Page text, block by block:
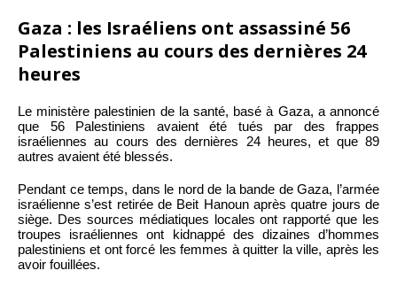
Gaza : les Israéliens ont assassiné 56
Palestiniens au cours des dernières 24
heures
Le ministère palestinien de la santé, basé à Gaza, a annoncé
que 56 Palestiniens avaient été tués par des frappes
israéliennes au cours des dernières 24 heures, et que 89
autres avaient été blessés.
Pendant ce temps, dans le nord de la bande de Gaza, l’armée
israélienne s’est retirée de Beit Hanoun après quatre jours de
siège. Des sources médiatiques locales ont rapporté que les
troupes israéliennes ont kidnappé des dizaines d’hommes
palestiniens et ont forcé les femmes à quitter la ville, après les
avoir fouillées.